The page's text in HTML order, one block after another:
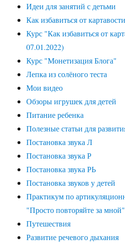
Идеи для занятий с детьми
Как избавиться от
Курс "Как избавиться от
07.01.2022)
Курс "Монетизация Блога"
Лепка из солёного теста
Мои видео
Обзоры игрушек для детей
Питание ребенка
Полезные статьи для
Постановка звука Л
Постановка звука Р
Постановка звука РЬ
Постановка звуков у детей
Практикум по
"Просто повторяйте за
Путешествия
Развитие речевого дыхания